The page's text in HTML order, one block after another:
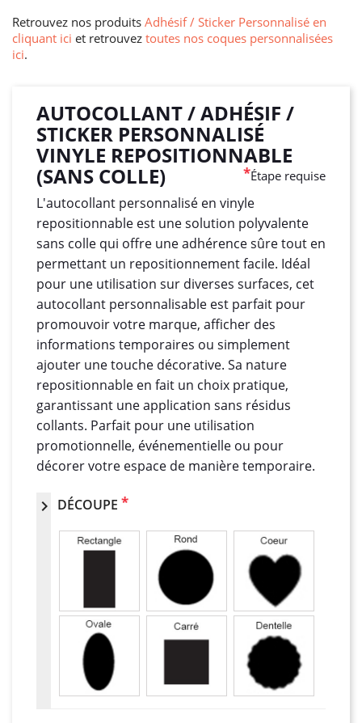
Retrouvez nos produits Adhésif / Sticker Personnalisé en
cliquant ici et retrouvez toutes nos coques personnalisées
ici.
AUTOCOLLANT / ADHÉSIF /
STICKER PERSONNALISÉ
VINYLE REPOSITIONNABLE
(SANS COLLE) *Étape requise
L'autocollant personnalisé en vinyle
repositionnable est une solution polyvalente
sans colle qui offre une adhérence sûre tout en
permettant un repositionnement facile. Idéal
pour une utilisation sur diverses surfaces, cet
autocollant personnalisable est parfait pour
promouvoir votre marque, afficher des
informations temporaires ou simplement
ajouter une touche décorative. Sa nature
repositionnable en fait un choix pratique,
garantissant une application sans résidus
collants. Parfait pour une utilisation
promotionnelle, événementielle ou pour
décorer votre espace de manière temporaire.
chevron_right DÉCOUPE *